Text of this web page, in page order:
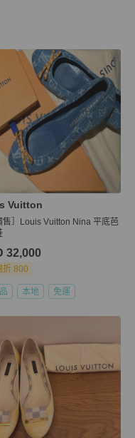
Vuitton
售］Louis Vuitton Nina 平底芭
32,000
折 800
本地 免運